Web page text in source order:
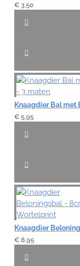
€ 3,50
€ 5,95
€ 8,95